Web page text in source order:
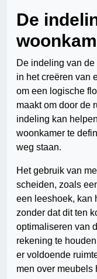
De
De indeling van
in het creëren van
om een logische
maakt om door de
indeling kan
woonkamer te
weg staan.
Het gebruik van
scheiden, zoals
een leeshoek, kan
zonder dat dit ten
optimaliseren van
rekening te
er voldoende
men over meubels